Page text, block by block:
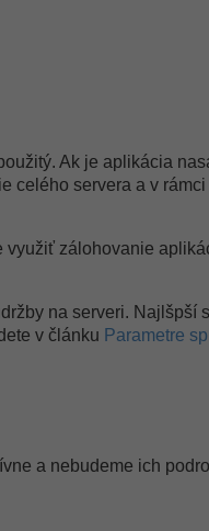
Ak je aplikácia
celého servera a v rámci
využiť zálohovanie
na serveri. Najlšpší
v článku Parametre
a nebudeme ich